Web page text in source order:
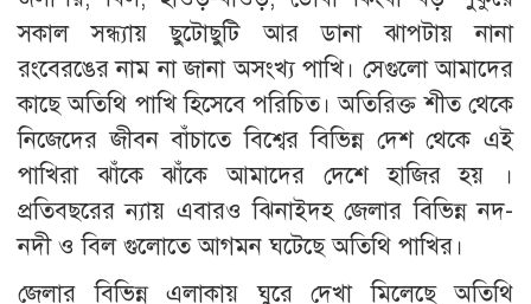
সকাল সন্ধ্যায় ছুটোছুটি আর ডানা ঝাপটায় নানা
রংবেরঙের নাম না জানা অসংখ্য পাখি। সেগুলো আমাদের
কাছে অতিথি পাখি হিসেবে পরিচিত। অতিরিক্ত শীত থেকে
নিজেদের জীবন বাঁচাতে বিশ্বের বিভিন্ন দেশ থেকে এই
পাখিরা ঝাঁকে ঝাঁকে আমাদের দেশে হাজির হয় ।
প্রতিবছরের ন্যায় এবারও ঝিনাইদহ জেলার বিভিন্ন নদ-
নদী ও বিল গুলোতে আগমন ঘটেছে অতিথি পাখির।
জেলার বিভিন্ন এলাকায় ঘুরে দেখা মিলেছে অতিথি